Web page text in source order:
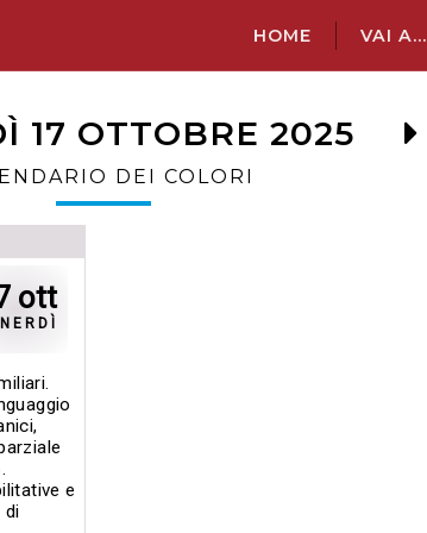
HOME VAI A...
17 OTTOBRE 2025
DEI COLORI
ott
e
di